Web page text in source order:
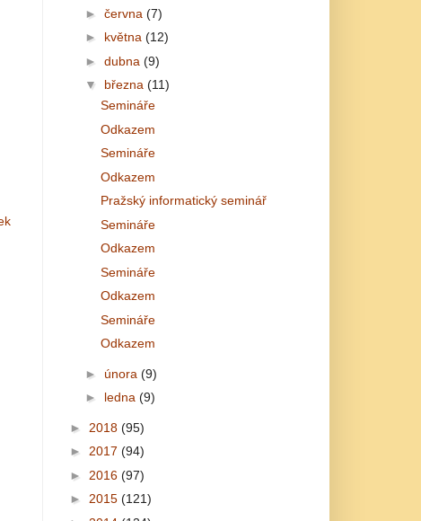
► června (7)
► května (12)
► dubna (9)
▼ března (11)
Semináře
Odkazem
Semináře
Odkazem
Pražský informatický seminář
Semináře
Odkazem
Semináře
Odkazem
Semináře
Odkazem
► února (9)
► ledna (9)
► 2018 (95)
► 2017 (94)
► 2016 (97)
► 2015 (121)